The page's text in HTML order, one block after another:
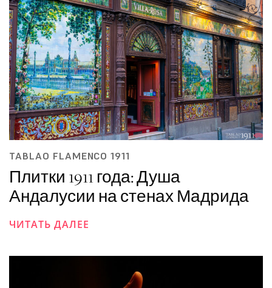
TABLAO FLAMENCO 1911
Плитки 1911 года: Душа
Андалусии на стенах Мадрида
ЧИТАТЬ ДАЛЕЕ